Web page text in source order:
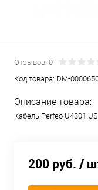
Отзывов: 0
Код товара: DM-
Описание товара:
Кабель Perfeo U4301
200 руб. /